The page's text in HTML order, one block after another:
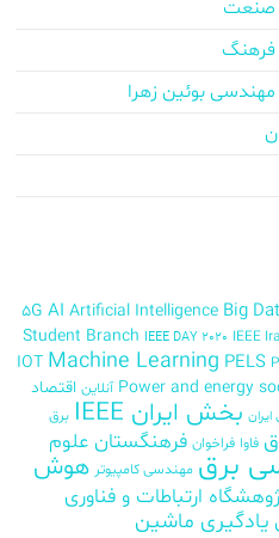
صنعت
فرهنگ
بوئین زهرا
5G AI Artificial Intelligence Big
Student Branch IEEE DAY 2020 IEEE
IOT Machine Learning PELS
Power and energy آنلاین اقتصاد
بخش ایران IEEE
برق
فاوا فراخوان فرهنگستان علوم
برق مهندسی کامپیوتر هوش
ارتباطات و فناوری
یادگیری ماشین